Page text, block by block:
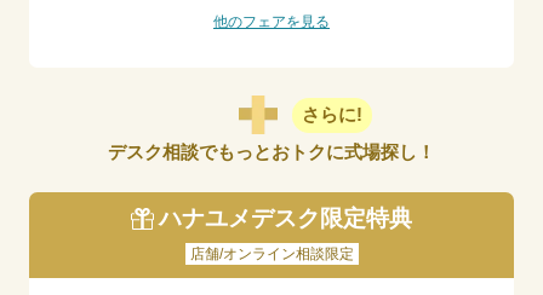
他のフェアを見る
さらに!
デスク相談でもっとおトクに式場探し！
ハナユメデスク限定特典
店舗/オンライン相談限定